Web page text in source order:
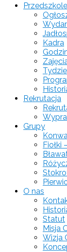
Przedszkole
Kadra
Rekrutacja
Grupy
Fiołki
O nas
Statut
Misja
Wizja